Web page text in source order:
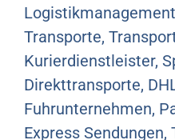
Transporte,
Kurierdienstleister,
Direkttransporte,
Fuhrunternehmen,
Express